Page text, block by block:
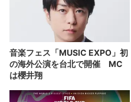
音楽フェス「MUSIC EXPO」初
の海外公演を台北で開催 MC
は櫻井翔